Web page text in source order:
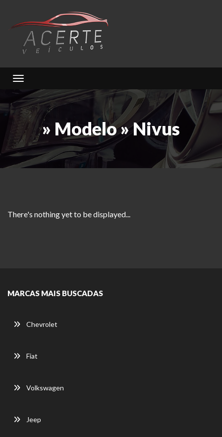
Toggle navigation
» Modelo » Nivus
There's nothing yet to be displayed...
MARCAS MAIS BUSCADAS
Chevrolet
Fiat
Volkswagen
Jeep